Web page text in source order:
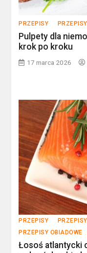
PRZEPISY
Pulpety dla
krok po kroku
17 marca 2026
PRZEPISY
PRZEPISY OBIADOWE
Łosoś atlantycki